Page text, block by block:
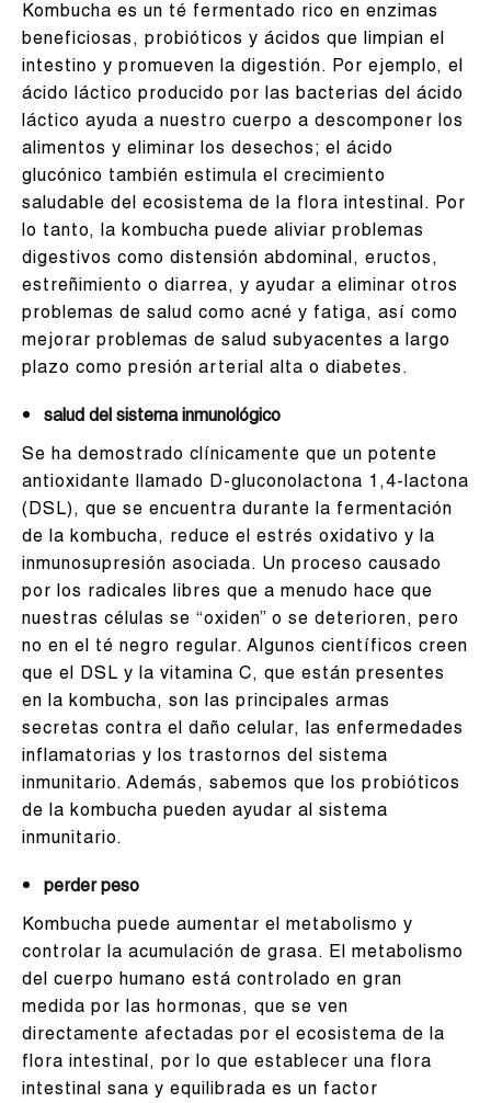
Kombucha es un té fermentado rico en enzimas
beneficiosas, probióticos y ácidos que limpian el
intestino y promueven la digestión. Por ejemplo, el
ácido láctico producido por las bacterias del ácido
láctico ayuda a nuestro cuerpo a descomponer los
alimentos y eliminar los desechos; el ácido
glucónico también estimula el crecimiento
saludable del ecosistema de la flora intestinal. Por
lo tanto, la kombucha puede aliviar problemas
digestivos como distensión abdominal, eructos,
estreñimiento o diarrea, y ayudar a eliminar otros
problemas de salud como acné y fatiga, así como
mejorar problemas de salud subyacentes a largo
plazo como presión arterial alta o diabetes.
salud del sistema inmunológico
Se ha demostrado clínicamente que un potente
antioxidante llamado D-gluconolactona 1,4-lactona
(DSL), que se encuentra durante la fermentación
de la kombucha, reduce el estrés oxidativo y la
inmunosupresión asociada. Un proceso causado
por los radicales libres que a menudo hace que
nuestras células se “oxiden” o se deterioren, pero
no en el té negro regular. Algunos científicos creen
que el DSL y la vitamina C, que están presentes
en la kombucha, son las principales armas
secretas contra el daño celular, las enfermedades
inflamatorias y los trastornos del sistema
inmunitario. Además, sabemos que los probióticos
de la kombucha pueden ayudar al sistema
inmunitario.
perder peso
Kombucha puede aumentar el metabolismo y
controlar la acumulación de grasa. El metabolismo
del cuerpo humano está controlado en gran
medida por las hormonas, que se ven
directamente afectadas por el ecosistema de la
flora intestinal, por lo que establecer una flora
intestinal sana y equilibrada es un factor